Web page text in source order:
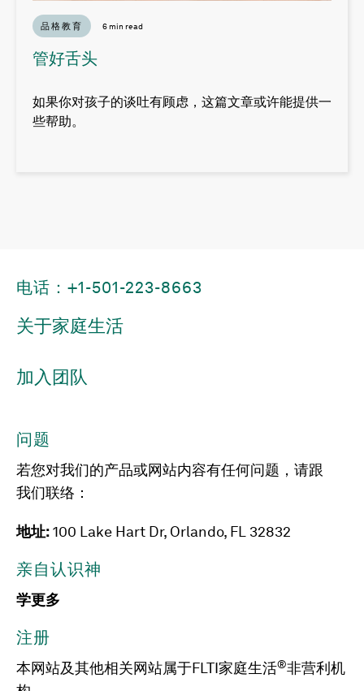
品格教育 6 min read
管好舌头
如果你对孩子的谈吐有顾虑，这篇文章或许能提供一
些帮助。
电话：+1-501-223-8663
关于家庭生活
加入团队
问题
若您对我们的产品或网站内容有任何问题，请跟
我们联络：
地址:100 Lake Hart Dr, Orlando, FL 32832
亲自认识神
学更多
注册
本网站及其他相关网站属于FLTI家庭生活®非营利机